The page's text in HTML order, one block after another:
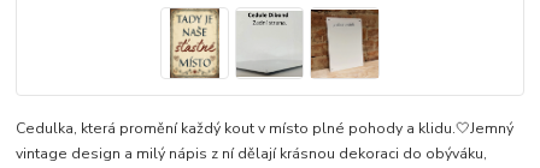
Cedulka, která promění každý kout v místo plné pohody a klidu.🤍Jemný
vintage design a milý nápis z ní dělají krásnou dekoraci do obýváku,